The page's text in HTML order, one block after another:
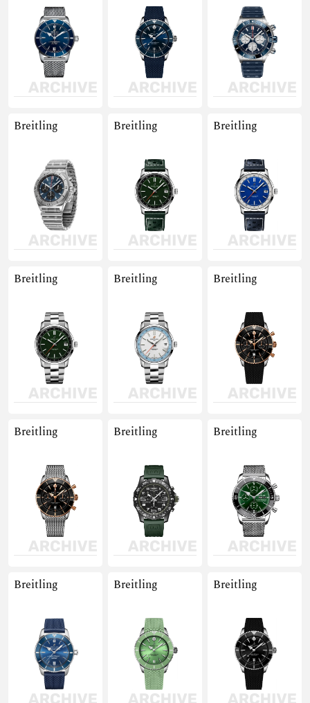
Breitling Breitling Breitling
Breitling Breitling Breitling
Breitling Breitling Breitling
Breitling Breitling Breitling